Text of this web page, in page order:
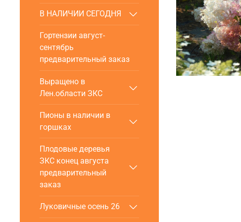
В НАЛИЧИИ СЕГОДНЯ
Гортензии август-
сентябрь
предварительный заказ
Выращено в
Лен.области ЗКС
Пионы в наличии в
горшках
Плодовые деревья
ЗКС конец августа
предварительный
заказ
Луковичные осень 26